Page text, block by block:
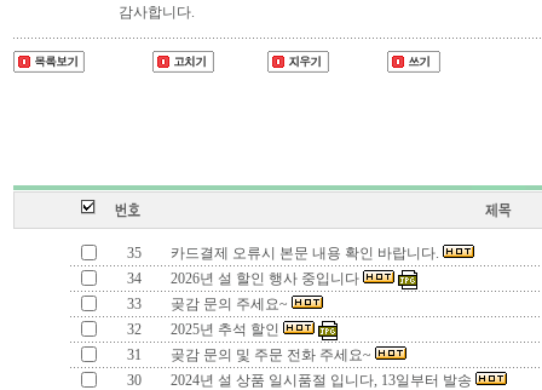
감사합니다.
35
카드결제 오류시 본문 내용 확인 바랍니다.
34
2026년 설 할인 행사 중입니다
33
곶감 문의 주세요~
32
2025년 추석 할인
31
곶감 문의 및 주문 전화 주세요~
30
2024년 설 상품 일시품절 입니다, 13일부터 발송